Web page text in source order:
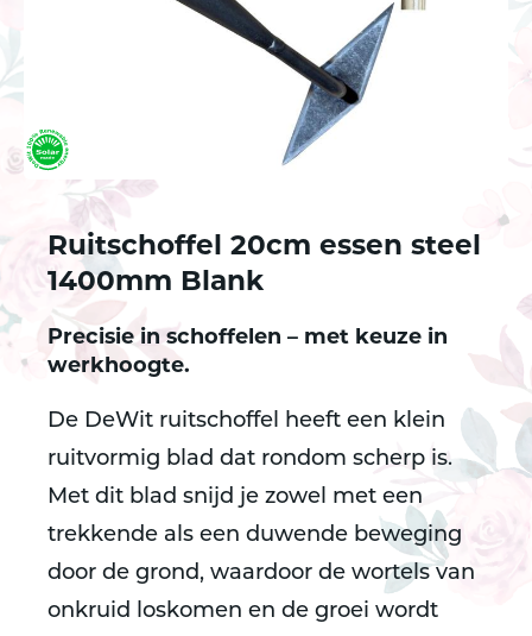
Ruitschoffel 20cm essen steel
1400mm Blank
Precisie in schoffelen – met keuze in
werkhoogte.
De DeWit ruitschoffel heeft een klein
ruitvormig blad dat rondom scherp is.
Met dit blad snijd je zowel met een
trekkende als een duwende beweging
door de grond, waardoor de wortels van
onkruid loskomen en de groei wordt